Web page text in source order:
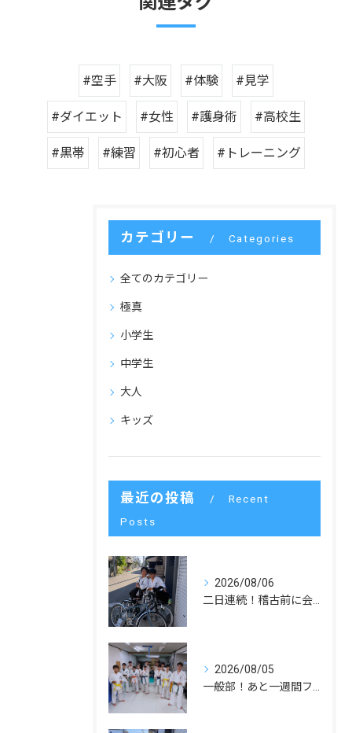
#空手 #大阪 #体験 #見学
#ダイエット #女性 #護身術 #高校生
#黒帯 #練習 #初心者 #トレーニング
カテゴリー Categories
全てのカテゴリー
極真
小学生
中学生
大人
キッズ
最近の投稿
Recent
Posts
2026/08/06
2026/08/05